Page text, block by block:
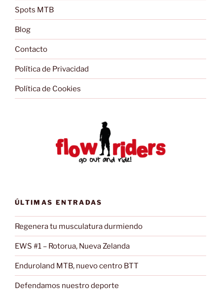
Spots MTB
Blog
Contacto
Política de Privacidad
Política de Cookies
ÚLTIMAS ENTRADAS
Regenera tu musculatura durmiendo
EWS #1 – Rotorua, Nueva Zelanda
Enduroland MTB, nuevo centro BTT
Defendamos nuestro deporte